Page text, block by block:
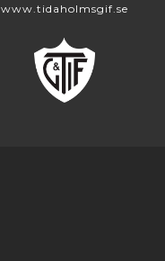
www.tidaholmsgif.se